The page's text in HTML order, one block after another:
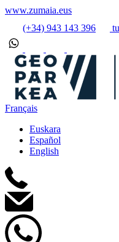
www.zumaia.eus
(+34) 943 143 396
Français
Euskara
Español
English